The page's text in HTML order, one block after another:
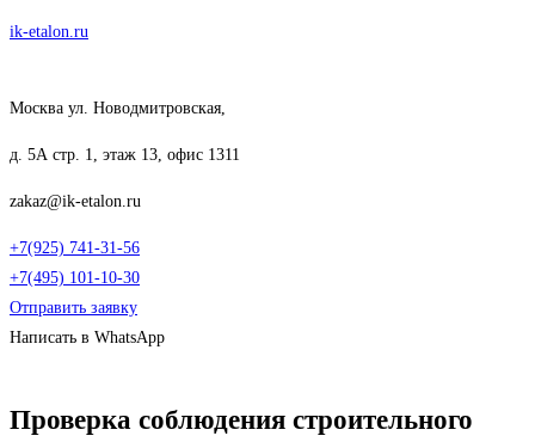
Перейти
ik-etalon.ru
Москва ул. Новодмитровская,
д. 5А стр. 1, этаж 13, офис 1311
zakaz@ik-etalon.ru
+7(925) 741-31-56
+7(495) 101-10-30
Отправить заявку
Написать в WhatsApp
Проверка соблюдения строительного